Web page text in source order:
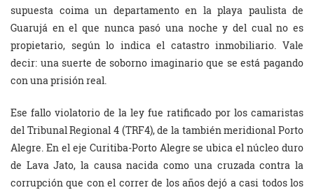
supuesta coima un departamento en la playa paulista de
Guarujá en el que nunca pasó una noche y del cual no es
propietario, según lo indica el catastro inmobiliario. Vale
decir: una suerte de soborno imaginario que se está pagando
con una prisión real.
Ese fallo violatorio de la ley fue ratificado por los camaristas
del Tribunal Regional 4 (TRF4), de la también meridional Porto
Alegre. En el eje Curitiba-Porto Alegre se ubica el núcleo duro
de Lava Jato, la causa nacida como una cruzada contra la
corrupción que con el correr de los años dejó a casi todos los